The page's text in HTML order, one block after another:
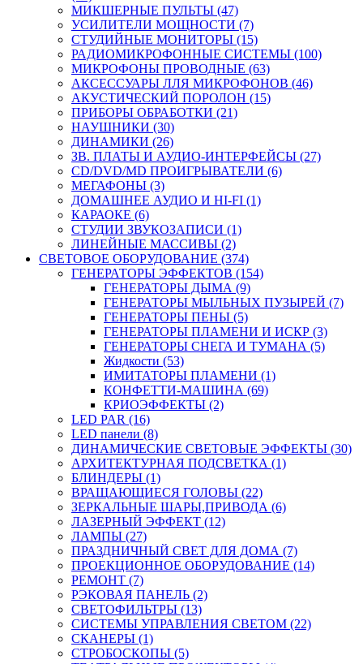
МИКШЕРНЫЕ ПУЛЬТЫ (47)
УСИЛИТЕЛИ МОЩНОСТИ (7)
СТУДИЙНЫЕ МОНИТОРЫ (15)
РАДИОМИКРОФОННЫЕ СИСТЕМЫ (100)
МИКРОФОНЫ ПРОВОДНЫЕ (63)
АКСЕССУАРЫ ЛЛЯ МИКРОФОНОВ (46)
АКУСТИЧЕСКИЙ ПОРОЛОН (15)
ПРИБОРЫ ОБРАБОТКИ (21)
НАУШНИКИ (30)
ДИНАМИКИ (26)
ЗВ. ПЛАТЫ И АУДИО-ИНТЕРФЕЙСЫ (27)
CD/DVD/MD ПРОИГРЫВАТЕЛИ (6)
МЕГАФОНЫ (3)
ДОМАШНЕЕ АУДИО И HI-FI (1)
КАРАОКЕ (6)
СТУДИИ ЗВУКОЗАПИСИ (1)
ЛИНЕЙНЫЕ МАССИВЫ (2)
СВЕТОВОЕ ОБОРУДОВАНИЕ (374)
ГЕНЕРАТОРЫ ЭФФЕКТОВ (154)
ГЕНЕРАТОРЫ ДЫМА (9)
ГЕНЕРАТОРЫ МЫЛЬНЫХ ПУЗЫРЕЙ (7)
ГЕНЕРАТОРЫ ПЕНЫ (5)
ГЕНЕРАТОРЫ ПЛАМЕНИ И ИСКР (3)
ГЕНЕРАТОРЫ СНЕГА И ТУМАНА (5)
Жидкости (53)
ИМИТАТОРЫ ПЛАМЕНИ (1)
КОНФЕТТИ-МАШИНА (69)
КРИОЭФФЕКТЫ (2)
LED PAR (16)
LED панели (8)
ДИНАМИЧЕСКИЕ СВЕТОВЫЕ ЭФФЕКТЫ (30)
АРХИТЕКТУРНАЯ ПОДСВЕТКА (1)
БЛИНДЕРЫ (1)
ВРАЩАЮЩИЕСЯ ГОЛОВЫ (22)
ЗЕРКАЛЬНЫЕ ШАРЫ,ПРИВОДА (6)
ЛАЗЕРНЫЙ ЭФФЕКТ (12)
ЛАМПЫ (27)
ПРАЗДНИЧНЫЙ СВЕТ ДЛЯ ДОМА (7)
ПРОЕКЦИОННОЕ ОБОРУДОВАНИЕ (14)
РЕМОНТ (7)
РЭКОВАЯ ПАНЕЛЬ (2)
СВЕТОФИЛЬТРЫ (13)
СИСТЕМЫ УПРАВЛЕНИЯ СВЕТОМ (22)
СКАНЕРЫ (1)
СТРОБОСКОПЫ (5)